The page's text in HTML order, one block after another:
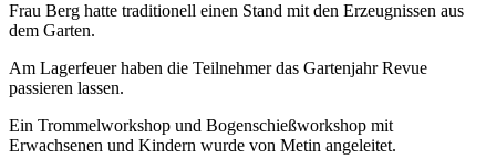
Frau Berg hatte traditionell einen Stand mit den Erzeugnissen aus
dem Garten.
Am Lagerfeuer haben die Teilnehmer das Gartenjahr Revue
passieren lassen.
Ein Trommelworkshop und Bogenschießworkshop mit
Erwachsenen und Kindern wurde von Metin angeleitet.